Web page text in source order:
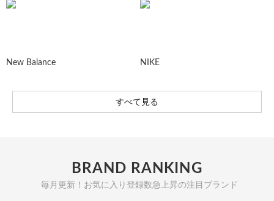
New Balance NIKE
すべて見る
BRAND RANKING
毎月更新！お気に入り登録数急上昇の注目ブランド